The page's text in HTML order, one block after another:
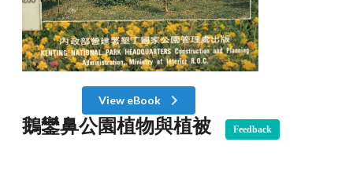
View eBook
鵝鑾鼻公園植物與植被 Feedback